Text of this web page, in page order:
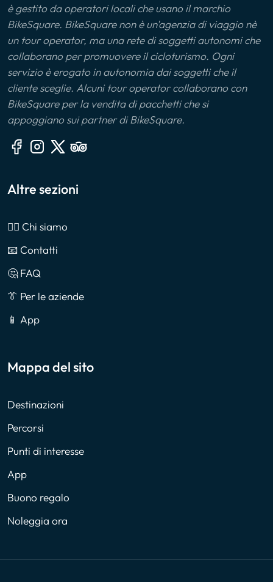
è gestito da operatori locali che usano il marchio
BikeSquare. BikeSquare non è un'agenzia di viaggio nè
un tour operator, ma una rete di soggetti autonomi che
collaborano per promuovere il cicloturismo. Ogni
servizio è erogato in autonomia dai soggetti che il
cliente sceglie. Alcuni tour operator collaborano con
BikeSquare per la vendita di pacchetti che si
appoggiano sui partner di BikeSquare.
Altre sezioni
🙎‍♂️ Chi siamo
📧 Contatti
🤔 FAQ
👔 Per le aziende
📱 App
Mappa del sito
Destinazioni
Percorsi
Punti di interesse
App
Buono regalo
Noleggia ora